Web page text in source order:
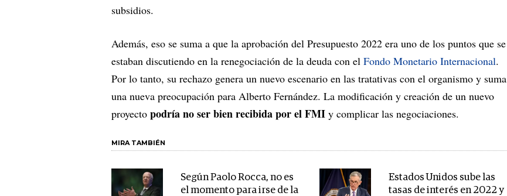
subsidios.
Además, eso se suma a que la aprobación del Presupuesto 2022 era uno de los puntos que se
estaban discutiendo en la renegociación de la deuda con el Fondo Monetario Internacional.
Por lo tanto, su rechazo genera un nuevo escenario en las tratativas con el organismo y suma
una nueva preocupación para Alberto Fernández. La modificación y creación de un nuevo
proyecto podría no ser bien recibida por el FMI y complicar las negociaciones.
MIRA TAMBIÉN
Según Paolo Rocca, no es
el momento para irse de la
Estados Unidos sube las
tasas de interés en 2022 y